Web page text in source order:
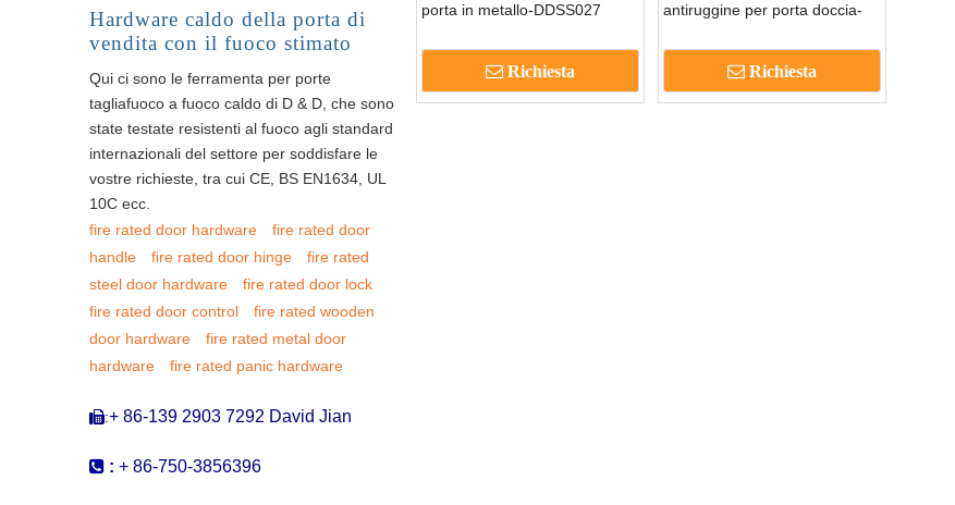
Hardware caldo della porta di
vendita con il fuoco stimato
Qui ci sono le ferramenta per porte
tagliafuoco a fuoco caldo di D & D, che sono
state testate resistenti al fuoco agli standard
internazionali del settore per soddisfare le
vostre richieste, tra cui CE, BS EN1634, UL
10C ecc.
fire rated door hardware
fire rated door
handle
fire rated door hinge
fire rated
steel door hardware
fire rated door lock
fire rated door control
fire rated wooden
door hardware
fire rated metal door
hardware
fire rated panic hardware
:+ 86-139 2903 7292 David Jian
 : + 86-750-3856396
porta in metallo-DDSS027
Richiesta
antiruggine per porta doccia-
Richiesta